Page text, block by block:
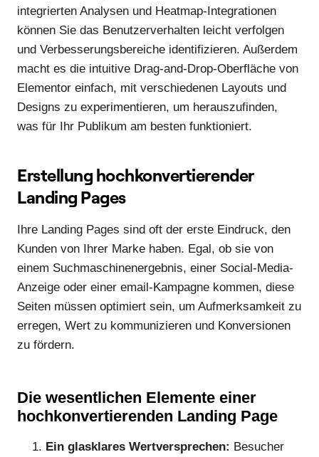
integrierten Analysen und Heatmap-Integrationen
können Sie das Benutzerverhalten leicht verfolgen
und Verbesserungsbereiche identifizieren. Außerdem
macht es die intuitive Drag-and-Drop-Oberfläche von
Elementor einfach, mit verschiedenen Layouts und
Designs zu experimentieren, um herauszufinden,
was für Ihr Publikum am besten funktioniert.
Erstellung hochkonvertierender
Landing Pages
Ihre Landing Pages sind oft der erste Eindruck, den
Kunden von Ihrer Marke haben. Egal, ob sie von
einem Suchmaschinenergebnis, einer Social-Media-
Anzeige oder einer email-Kampagne kommen, diese
Seiten müssen optimiert sein, um Aufmerksamkeit zu
erregen, Wert zu kommunizieren und Konversionen
zu fördern.
Die wesentlichen Elemente einer
hochkonvertierenden Landing Page
Ein glasklares Wertversprechen: Besucher